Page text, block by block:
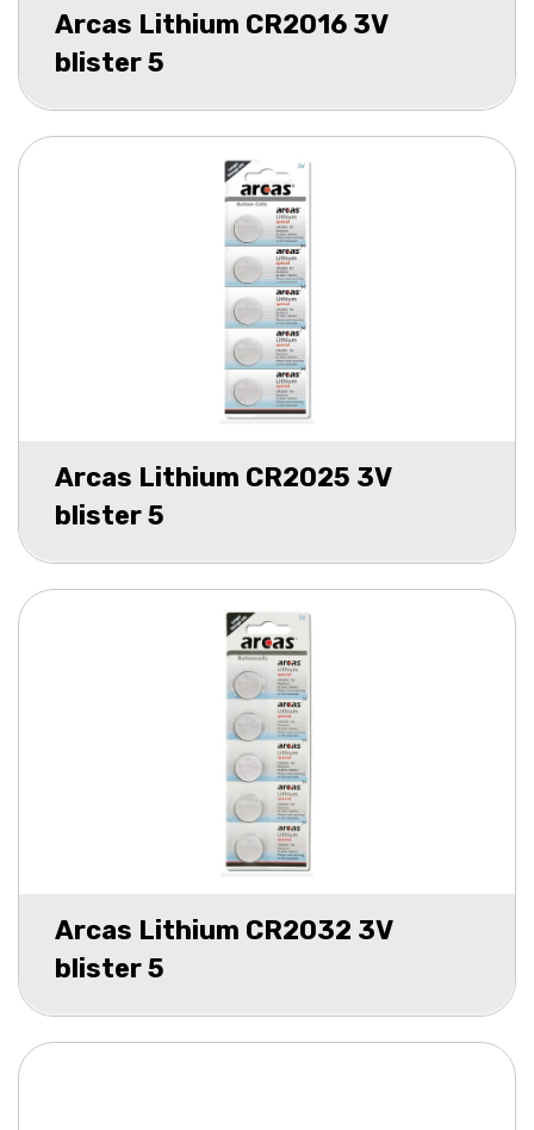
Arcas Lithium CR2016 3V
blister 5
Arcas Lithium CR2025 3V
blister 5
Arcas Lithium CR2032 3V
blister 5